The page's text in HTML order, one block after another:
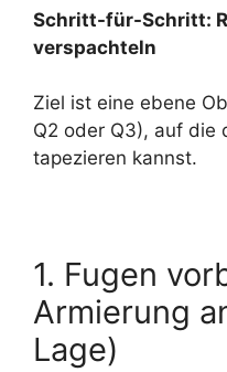
Schritt-für-Schritt:
verspachteln
Ziel ist eine ebene
Q2 oder Q3), auf die
tapezieren kannst.
1. Fugen
Armierung
Lage)